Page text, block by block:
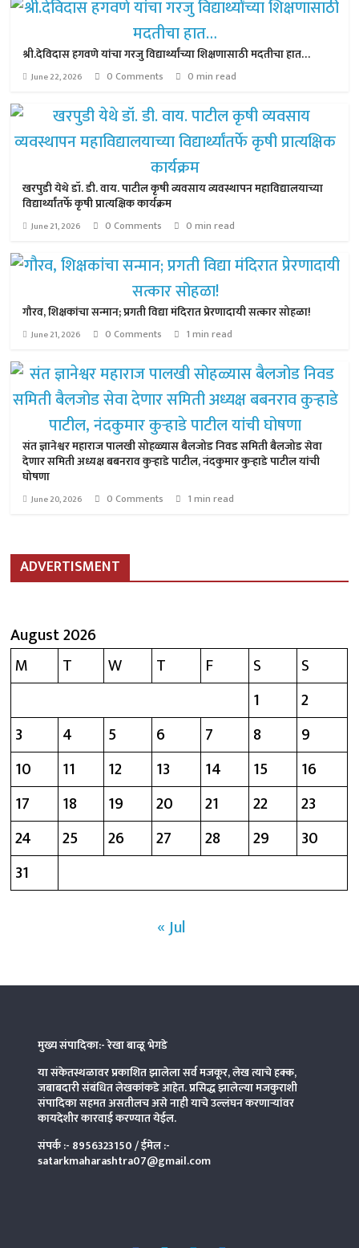
श्री.देविदास हगवणे यांचा गरजु विद्यार्थ्यांच्या शिक्षणासाठी मदतीचा हात…
June 22, 2026 0 Comments 0 min read
खरपुडी येथे डॉ. डी. वाय. पाटील कृषी व्यवसाय व्यवस्थापन महाविद्यालयाच्या
विद्यार्थ्यांतर्फे कृषी प्रात्यक्षिक कार्यक्रम
June 21, 2026 0 Comments 0 min read
गौरव, शिक्षकांचा सन्मान; प्रगती विद्या मंदिरात प्रेरणादायी सत्कार सोहळा!
June 21, 2026 0 Comments 1 min read
संत ज्ञानेश्वर महाराज पालखी सोहळ्यास बैलजोड निवड समिती बैलजोड सेवा
देणार समिती अध्यक्ष बबनराव कुऱ्हाडे पाटील, नंदकुमार कुऱ्हाडे पाटील यांची
घोषणा
June 20, 2026 0 Comments 1 min read
ADVERTISMENT
August 2026
M
T W T F S
S
1
2
3
4 5 6 7 8
9
10
11 12 13 14 15
16
17
18 19 20 21 22
23
24
25 26 27 28 29
30
31
« Jul
मुख्य संपादिका:- रेखा बाळू भेगडे
या संकेतस्थळावर प्रकाशित झालेला सर्व मजकूर, लेख त्याचे हक्क,
जबाबदारी संबंधित लेखकांकडे आहेत. प्रसिद्ध झालेल्या मजकुराशी
संपादिकासहमत असतीलच असे नाही याचे उल्लंघन करणाऱ्यांवर
कायदेशीर कारवाई करण्यात येईल.
संपर्क :- 8956323150/ ईमेल :-
satarkmaharashtra07@gmail.com